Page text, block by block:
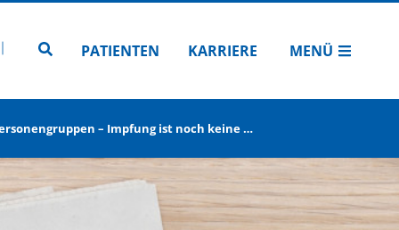
Zur Seitensuche
PATIENTEN KARRIERE MENÜ
– Impfung ist noch keine …